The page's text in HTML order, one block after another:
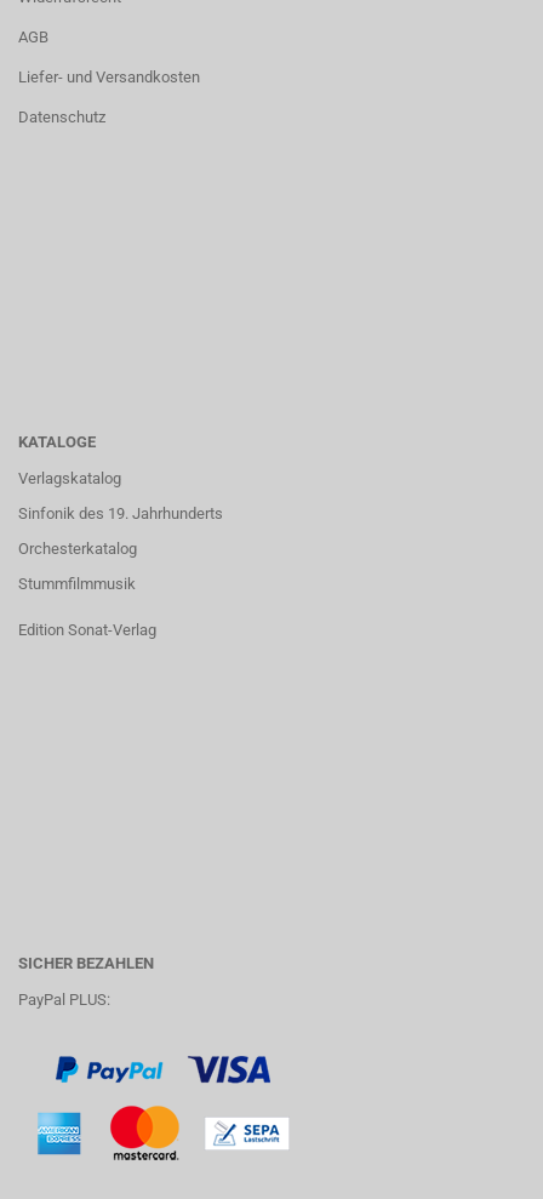
AGB
Liefer- und Versandkosten
Datenschutz
KATALOGE
Verlagskatalog
Sinfonik des 19. Jahrhunderts
Orchesterkatalog
Stummfilmmusik
Edition Sonat-Verlag
SICHER BEZAHLEN
PayPal PLUS: